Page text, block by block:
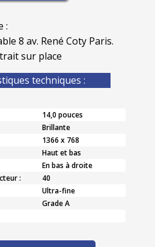
:
8 av. René Coty Paris.
sur place
techniques :
14,0 pouces
Brillante
1366 x 768
Haut et bas
En bas à droite
:
40
Ultra-fine
Grade A